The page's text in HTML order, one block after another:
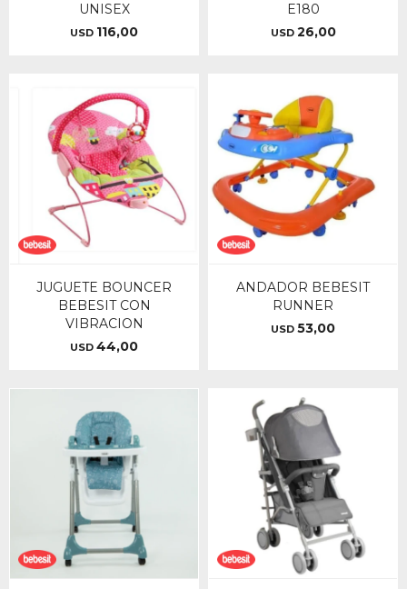
UNISEX
USD 116,00
E180
USD 26,00
JUGUETE BOUNCER
BEBESIT CON
VIBRACION
USD 44,00
ANDADOR BEBESIT
RUNNER
USD 53,00